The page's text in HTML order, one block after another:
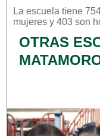
La escuela tiene
mujeres y 403 son
OTRAS